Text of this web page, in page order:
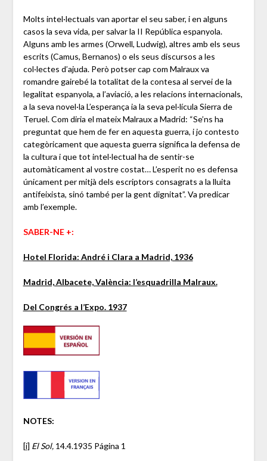
Molts intel·lectuals van aportar el seu saber, i en alguns
casos la seva vida, per salvar la II República espanyola.
Alguns amb les armes (Orwell, Ludwig), altres amb els seus
escrits (Camus, Bernanos) o els seus discursos a les
col·lectes d’ajuda. Però potser cap com Malraux va
romandre gairebé la totalitat de la contesa al servei de la
legalitat espanyola, a l’aviació, a les relacions internacionals,
a la seva novel·la L’esperança ia la seva pel·lícula Sierra de
Teruel. Com diria el mateix Malraux a Madrid: “Se’ns ha
preguntat que hem de fer en aquesta guerra, i jo contesto
categòricament que aquesta guerra significa la defensa de
la cultura i que tot intel·lectual ha de sentir-se
automàticament al vostre costat… L’esperit no es defensa
únicament per mitjà dels escriptors consagrats a la lluita
antifeixista, sinó també per la gent dignitat”. Va predicar
amb l’exemple.
SABER-NE +:
Hotel Florida: André i Clara a Madrid, 1936
Madrid, Albacete, València: l’esquadrilla Malraux.
Del Congrés a l’Expo. 1937
NOTES:
[i] El Sol,14.4.1935 Página 1